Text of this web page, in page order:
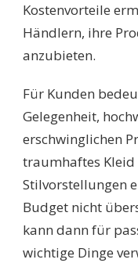
Kostenvorteile
Händlern, ihre
anzubieten.
Für Kunden
Gelegenheit,
erschwinglichen
traumhaftes Kleid
Stilvorstellungen
Budget nicht
kann dann für
wichtige Dinge